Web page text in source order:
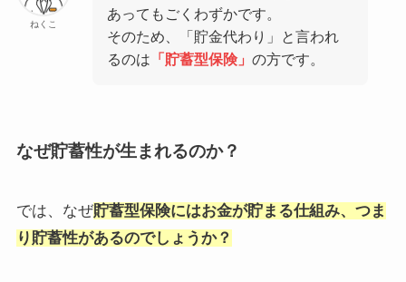
ねくこ
あってもごくわずかです。
そのため、「貯金代わり」と言われ
るのは 「貯蓄型保険」の方です。
なぜ貯蓄性が生まれるのか？
では、なぜ貯蓄型保険にはお金が貯まる仕組み、つま
り貯蓄性があるのでしょうか？